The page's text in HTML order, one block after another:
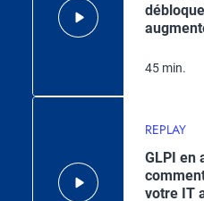
45 min.
REPLAY
GLPI en
votre IT